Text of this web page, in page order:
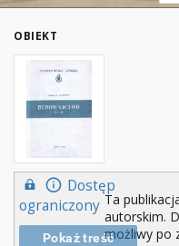
OBIEKT
Dostęp
ograniczony
Pokaż treść
Ta
autorskim.
możliwy po